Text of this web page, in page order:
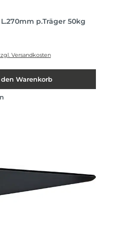
L.270mm p.Träger 50kg
Versandkosten
den Warenkorb